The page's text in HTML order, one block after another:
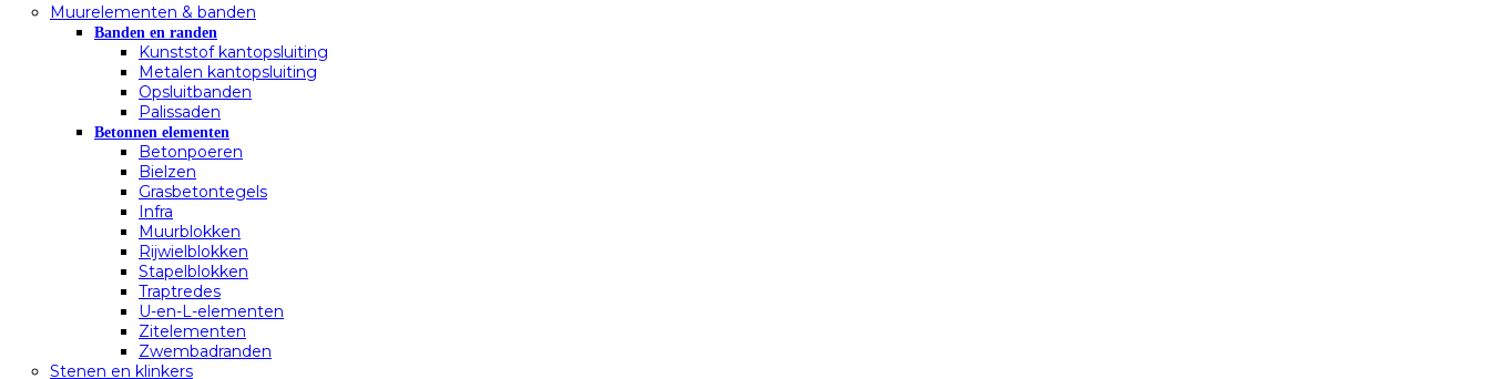
Muurelementen & banden
Banden en randen
Kunststof kantopsluiting
Metalen kantopsluiting
Opsluitbanden
Palissaden
Betonnen elementen
Betonpoeren
Bielzen
Grasbetontegels
Infra
Muurblokken
Rijwielblokken
Stapelblokken
Traptredes
U-en-L-elementen
Zitelementen
Zwembadranden
Stenen en klinkers